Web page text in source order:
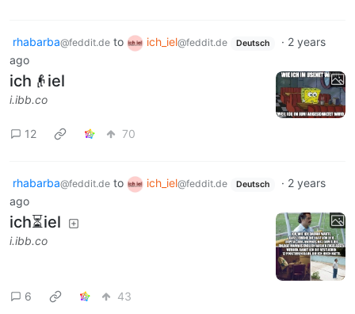
rhabarba@feddit.de to ich_iel@feddit.de Deutsch · 2 years
ago
ich👴iel
i.ibb.co
12 70
rhabarba@feddit.de to ich_iel@feddit.de Deutsch · 2 years
ago
ich⏳iel
i.ibb.co
6 43